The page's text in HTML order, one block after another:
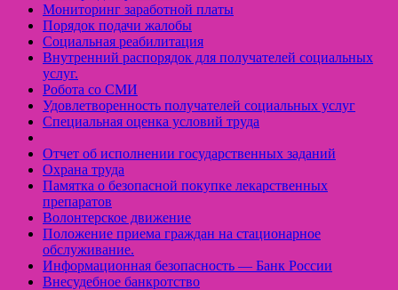
Мониторинг заработной платы
Порядок подачи жалобы
Социальная реабилитация
Внутренний распорядок для получателей социальных
услуг.
Робота со СМИ
Удовлетворенность получателей социальных услуг
Специальная оценка условий труда
Отчет об исполнении государственных заданий
Охрана труда
Памятка о безопасной покупке лекарственных
препаратов
Волонтерское движение
Положение приема граждан на стационарное
обслуживание.
Информационная безопасность — Банк России
Внесудебное банкротство